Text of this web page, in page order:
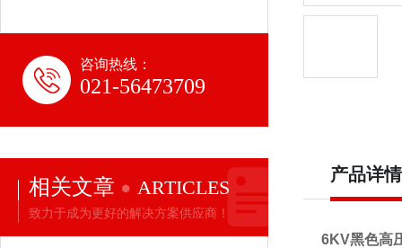
咨询热线：
021-56473709
相关文章 ARTICLES
致力于成为更好的解决方案供应商！
产品详情
6KV黑色高